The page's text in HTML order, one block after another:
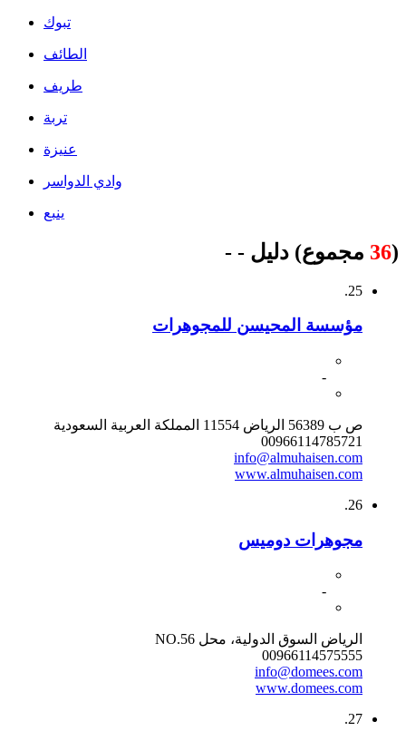
تبوك
الطائف
طريف
تربة
عنيزة
وادي الدواسر
ينبع
(
36 مجموع) دليل - -
25.
مؤسسة المحيسن للمجوهرات
-
ص ب 56389 الرياض 11554 المملكة العربية السعودية
00966114785721
info@almuhaisen.com
www.almuhaisen.com
26.
مجوهرات دوميس
-
الرياض السوق الدولية، محل NO.56
00966114575555
info@domees.com
www.domees.com
27.